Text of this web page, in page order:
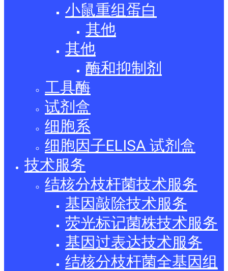
小鼠重组蛋白
其他
其他
酶和抑制剂
工具酶
试剂盒
细胞系
细胞因子ELISA 试剂盒
技术服务
结核分枝杆菌技术服务
基因敲除技术服务
荧光标记菌株技术服务
基因过表达技术服务
结核分枝杆菌全基因组